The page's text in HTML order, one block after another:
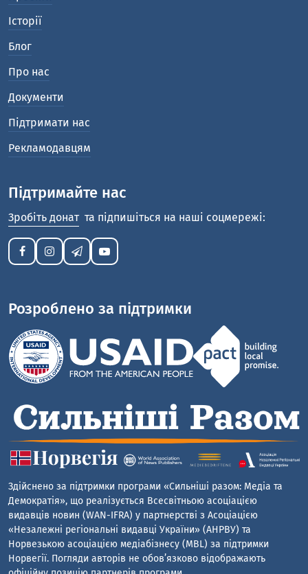
Історії
Блог
Про нас
Документи
Підтримати нас
Рекламодавцям
Підтримайте нас
Зробіть донат та підпишіться на наші соцмережі:
Розроблено за підтримки
Здійснено за підтримки програми «Сильніші разом: Медіа та
Демократія», що реалізується Всесвітньою асоціацією
видавців новин (WAN-IFRA) у партнерстві з Асоціацією
«Незалежні регіональні видавці України» (АНРВУ) та
Норвезькою асоціацією медіабізнесу (MBL) за підтримки
Норвегії. Погляди авторів не обов’язково відображають